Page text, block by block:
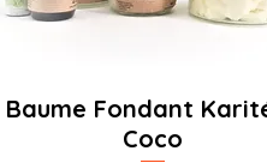
Baume Fondant
Coco